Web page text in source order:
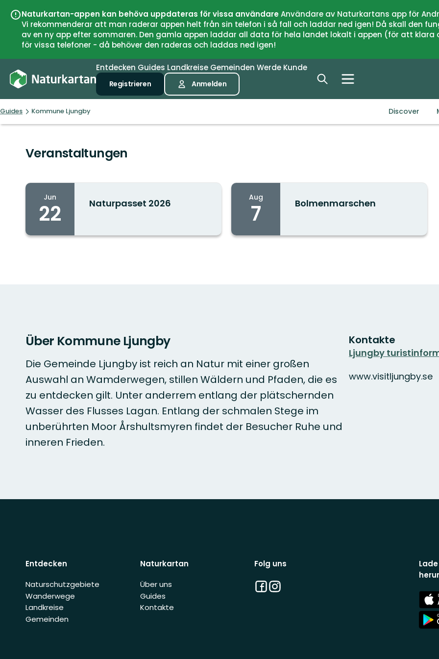
Naturkartan-appen kan behöva uppdateras för vissa användareAnvändare av Naturkartans app för
Vi rekommenderar att man raderar appen helt från sin telefon i så fall och laddar ned igen! Då skall den
av en ny app efter sommaren. Den gamla appen laddar all data för hela landet lokalt i appen (för att
för vissa telefoner - då behöver den raderas och laddas ned igen!
Entdecken Guides Landkreise Gemeinden Werde Kunde
Registrieren Anmelden
Guides Kommune Ljungby Discover
Veranstaltungen
Jun
22 Naturpasset 2026 Aug
7 Bolmenmarschen
Über Kommune Ljungby
Die Gemeinde Ljungby ist reich an Natur mit einer großen
Auswahl an Wamderwegen, stillen Wäldern und Pfaden, die es
zu entdecken gilt. Unter anderrem entlang der plätschernden
Wasser des Flusses Lagan. Entlang der schmalen Stege im
unberührten Moor Årshultsmyren findet der Besucher Ruhe und
inneren Frieden.
Kontakte
Ljungby
www.visitljungby.se
Entdecken
Naturschutzgebiete
Wanderwege
Landkreise
Gemeinden
Naturkartan
Über uns
Guides
Kontakte
Folg uns
Facebook
Instagram
App
Store
App
Store